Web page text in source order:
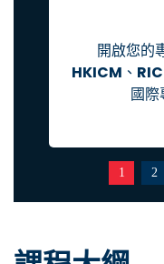
開啟您的
HKICM 、
國
1 2